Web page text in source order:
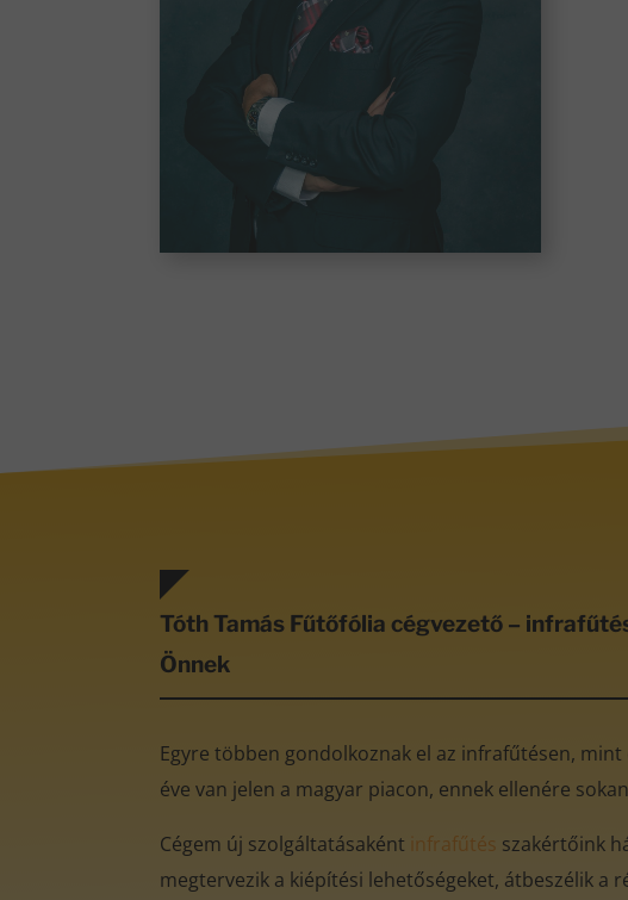
Tóth Tamás Fűtőfólia cégvezető –
Önnek
Egyre többen gondolkoznak el az infrafűtésen,
éve van jelen a magyar piacon, ennek ellenére
Cégem új szolgáltatásaként infrafűtés szakértőink
megtervezik a kiépítési lehetőségeket, átbeszélik a